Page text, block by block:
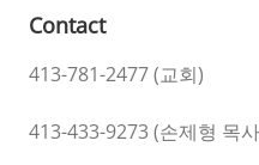
Contact
413-781-2477 (교회)
413-433-9273 (손제형 목